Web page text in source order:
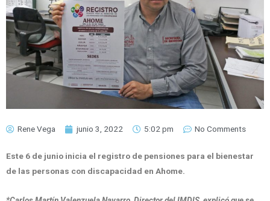
Rene Vega junio 3, 2022 5:02 pm No Comments
Este 6 de junio inicia el registro de pensiones para el bienestar
de las personas con discapacidad en Ahome.